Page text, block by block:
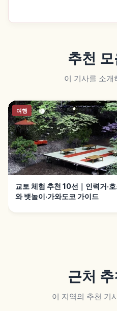
추천
이 기사를 소개
여행
교토 체험 추천 10선｜인력거·
와 뱃놀이·가와도코 가이드
근처
이 지역의 추천 기